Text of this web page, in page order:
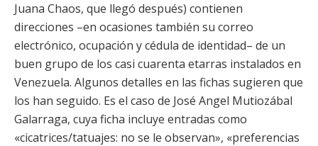
Juana Chaos, que llegó después) contienen
direcciones –en ocasiones también su correo
electrónico, ocupación y cédula de identidad– de un
buen grupo de los casi cuarenta etarras instalados en
Venezuela. Algunos detalles en las fichas sugieren que
los han seguido. Es el caso de José Angel Mutiozábal
Galarraga, cuya ficha incluye entradas como
«cicatrices/tatuajes: no se le observan», «preferencias